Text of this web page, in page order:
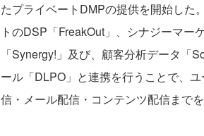
たプライベートDMPの提供を開始した
トのDSP「FreakOut」、シナジーマ
「Synergy!」及び、顧客分析データ「
ール「DLPO」と連携を行うことで、
信・メール配信・コンテンツ配信まで